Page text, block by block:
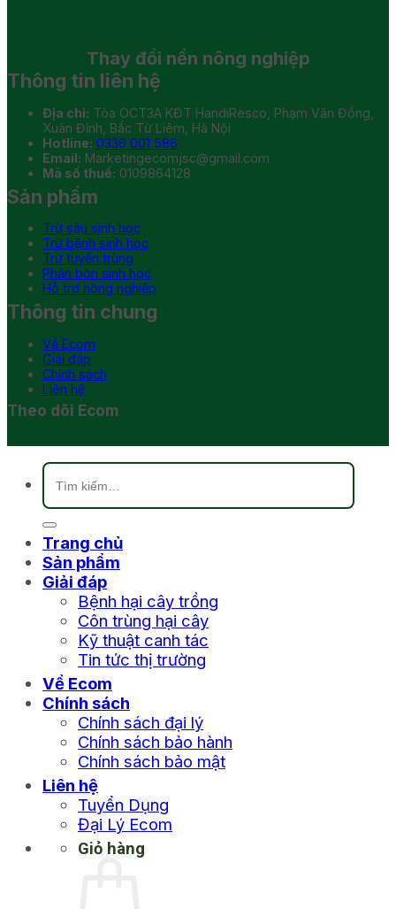
Thay đổi nền nông nghiệp
Thông tin liên hệ
Địa chỉ: Tòa OCT3A KĐT HandiResco, Phạm Văn Đồng,
Xuân Đỉnh, Bắc Từ Liêm, Hà Nội
Hotline: 0336 001 586
Email: Marketingecomjsc@gmail.com
Mã số thuế: 0109864128
Sản phẩm
Trừ sâu sinh học
Trừ bệnh sinh học
Trừ tuyến trùng
Phân bón sinh học
Hỗ trợ nông nghiệp
Thông tin chung
Về Ecom
Giải đáp
Chính sách
Liên hệ
Theo dõi Ecom
Tìm
kiếm:
Trang chủ
Sản phẩm
Giải đáp
Bệnh hại cây trồng
Côn trùng hại cây
Kỹ thuật canh tác
Tin tức thị trường
Về Ecom
Chính sách
Chính sách đại lý
Chính sách bảo hành
Chính sách bảo mật
Liên hệ
Tuyển Dụng
Đại Lý Ecom
Giỏ hàng